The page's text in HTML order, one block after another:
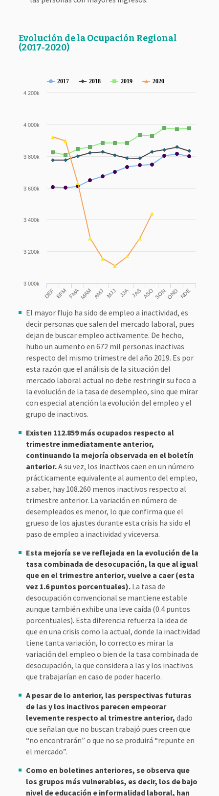
Evolución de la Ocupación Regional
(2017-2020)
2017 2018 2019 2020
DEF EFM FMAMAM AMJ MJJ JJA JAS ASO SONOND NDE
3 000k
3 200k
3 400k
3 600k
3 800k
4 000k
4 200k
El mayor flujo ha sido de empleo a inactividad, es
decir personas que salen del mercado laboral, pues
dejan de buscar empleo activamente. De hecho,
hubo un aumento en 672 mil personas inactivas
respecto del mismo trimestre del año 2019. Es por
esta razón que el análisis de la situación del
mercado laboral actual no debe restringir su foco a
la evolución de la tasa de desempleo, sino que mirar
con especial atención la evolución del empleo y el
grupo de inactivos.
Existen 112.859 más ocupados respecto al
trimestre inmediatamente anterior,
continuando la mejoría observada en el boletín
anterior.A su vez, los inactivos caen en un número
prácticamente equivalente al aumento del empleo,
a saber, hay 108.260 menos inactivos respecto al
trimestre anterior. La variación en número de
desempleados es menor, lo que confirma que el
grueso de los ajustes durante esta crisis ha sido el
paso de empleo a inactividad y viceversa.
Esta mejoría se ve reflejada en la evolución de la
tasa combinada de desocupación, la que al igual
que en el trimestre anterior, vuelve a caer (esta
vez 1.6 puntos porcentuales).La tasa de
desocupación convencional se mantiene estable
aunque también exhibe una leve caída (0.4 puntos
porcentuales). Esta diferencia refuerza la idea de
que en una crisis como la actual, donde la inactividad
tiene tanta variación, lo correcto es mirar la
variación del empleo o bien de la tasa combinada de
desocupación, la que considera a las y los inactivos
que trabajarían en caso de poder hacerlo.
A pesar de lo anterior, las perspectivas futuras
de las y los inactivos parecen empeorar
levemente respecto al trimestre anterior, dado
que señalan que no buscan trabajó pues creen que
“no encontrarán” o que no se produirá “repunte en
el mercado”.
Como en boletines anteriores, se observa que
los grupos más vulnerables, es decir, los de bajo
nivel de educación e informalidad laboral, han